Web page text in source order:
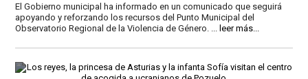
El Gobierno municipal ha informado en un comunicado que seguirá
apoyando y reforzando los recursos del Punto Municipal del
Observatorio Regional de la Violencia de Género.
leer más...